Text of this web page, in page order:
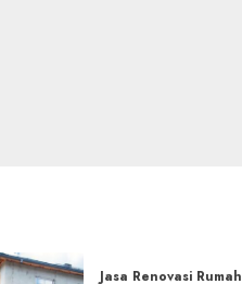
Jasa Renovasi Rumah